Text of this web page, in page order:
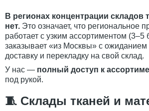
В регионах концентрации складов
нет. Это означает, что региональное
работает с узким ассортиментом (3–5
заказывает «из Москвы» с ожиданием
доставку и перекладку на свой склад.
У нас — полный доступ к
под рукой.
🧵 Склады тканей и